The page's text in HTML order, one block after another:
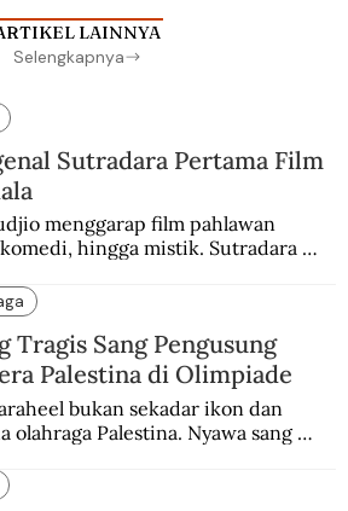
LAINNYA
Selengkapnya
Sutradara Pertama Film
menggarap film pahlawan
hingga mistik. Sutradara
Tragis Sang Pengusung
Palestina di Olimpiade
bukan sekadar ikon dan
olahraga Palestina. Nyawa sang
Rafah.